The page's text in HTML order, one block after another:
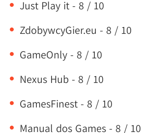
Just Play it - 8 / 10
ZdobywcyGier.eu - 8 / 10
GameOnly - 8 / 10
Nexus Hub - 8 / 10
GamesFinest - 8 / 10
Manual dos Games - 8 / 10